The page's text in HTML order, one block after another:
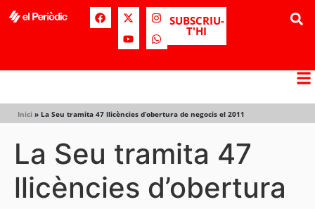
SUBSCRIU-
T'HI
Inici » La Seu tramita 47 llicències d’obertura de negocis el 2011
La Seu tramita 47
llicències d’obertura